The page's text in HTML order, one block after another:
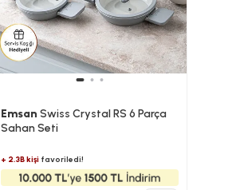
Emsan Swiss Crystal RS 6 Parça
Sahan Seti
+ 2.3B kişi favoriledi!